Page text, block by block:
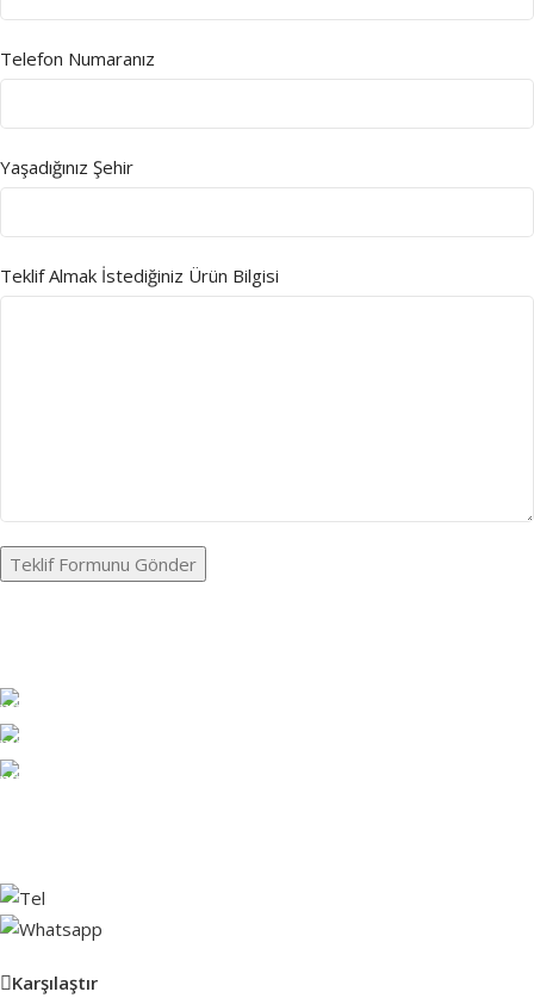
Telefon Numaranız
Yaşadığınız Şehir
Teklif Almak İstediğiniz Ürün Bilgisi
Karşılaştır